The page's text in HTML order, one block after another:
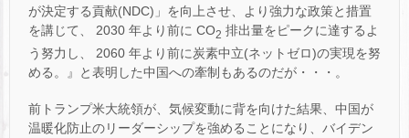
が決定する貢献(NDC)」を向上させ、より強力な政策と措置
を講じて、 2030 年より前に CO2 排出量をピークに達するよ
う努力し、 2060 年より前に炭素中立(ネットゼロ)の実現を努
める。』と表明した中国への牽制もあるのだが・・・。
前トランプ米大統領が、気候変動に背を向けた結果、中国が
温暖化防止のリーダーシップを強めることになり、バイデン